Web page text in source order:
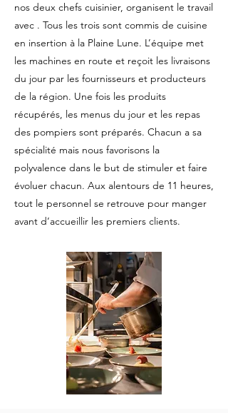
nos deux chefs cuisinier, organisent le travail
avec . Tous les trois sont commis de cuisine
en insertion à la Plaine Lune. L’équipe met
les machines en route et reçoit les livraisons
du jour par les fournisseurs et producteurs
de la région. Une fois les produits
récupérés, les menus du jour et les repas
des pompiers sont préparés. Chacun a sa
spécialité mais nous favorisons la
polyvalence dans le but de stimuler et faire
évoluer chacun. Aux alentours de 11 heures,
tout le personnel se retrouve pour manger
avant d’accueillir les premiers clients.